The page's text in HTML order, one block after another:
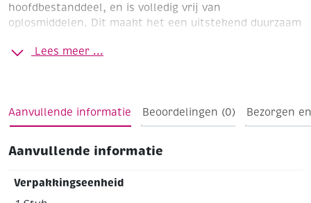
hoofdbestanddeel, en is volledig vrij van
oplosmiddelen. Dit maakt het een uitstekend duurzaam
De gebruiktezetmeelderivaten
Voordelen van de Collall Eco Plakstift:
Gebruiksvriendelijk: de stickvorm maakt snel en
schoon aanbrengen mogelijk, zonder geknoei.
Sneldrogend: jouw werk blijft netjes en droogt
snel op, ideaal voor lessen of deadlines.
Lees meer ...
Aanvullende informatie Beoordelingen (0) Bezorgen
Aanvullende informatie
Verpakkingseenheid